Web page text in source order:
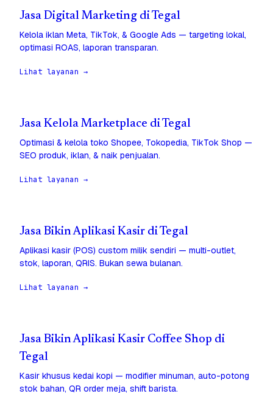
Jasa Digital Marketing di Tegal
Kelola iklan Meta, TikTok, & Google Ads — targeting lokal,
optimasi ROAS, laporan transparan.
Lihat layanan →
Jasa Kelola Marketplace di Tegal
Optimasi & kelola toko Shopee, Tokopedia, TikTok Shop —
SEO produk, iklan, & naik penjualan.
Lihat layanan →
Jasa Bikin Aplikasi Kasir di Tegal
Aplikasi kasir (POS) custom milik sendiri — multi-outlet,
stok, laporan, QRIS. Bukan sewa bulanan.
Lihat layanan →
Jasa Bikin Aplikasi Kasir Coffee Shop di
Tegal
Kasir khusus kedai kopi — modifier minuman, auto-potong
stok bahan, QR order meja, shift barista.